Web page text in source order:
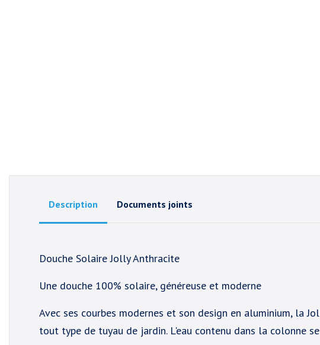
Description Documents joints
Douche Solaire Jolly Anthracite
Une douche 100% solaire, généreuse et moderne
Avec ses courbes modernes et son design en aluminium, la
tout type de tuyau de jardin. L'eau contenu dans la colonne